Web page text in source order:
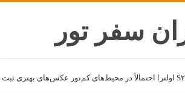
گلکسی S۲۶ اولترا احتمالاً در محیط‌های کم‌نور عکس‌های بهتری ثبت